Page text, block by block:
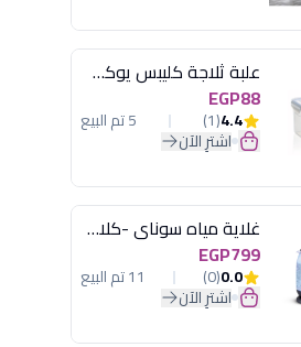
علبة ثلاجة كليبس يوكسان
EGP88
4.4
(1) 5 تم البيع
اشترِ الآن
غلاية مياه سوناي -كلاسيك 2200 وات، 1.7 لتر زجاج اضائة ليد - MAR-3752
EGP799
0.0
(0) 11 تم البيع
اشترِ الآن